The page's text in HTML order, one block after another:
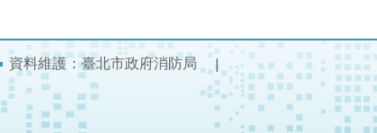
資料維護：臺北市政府消防局